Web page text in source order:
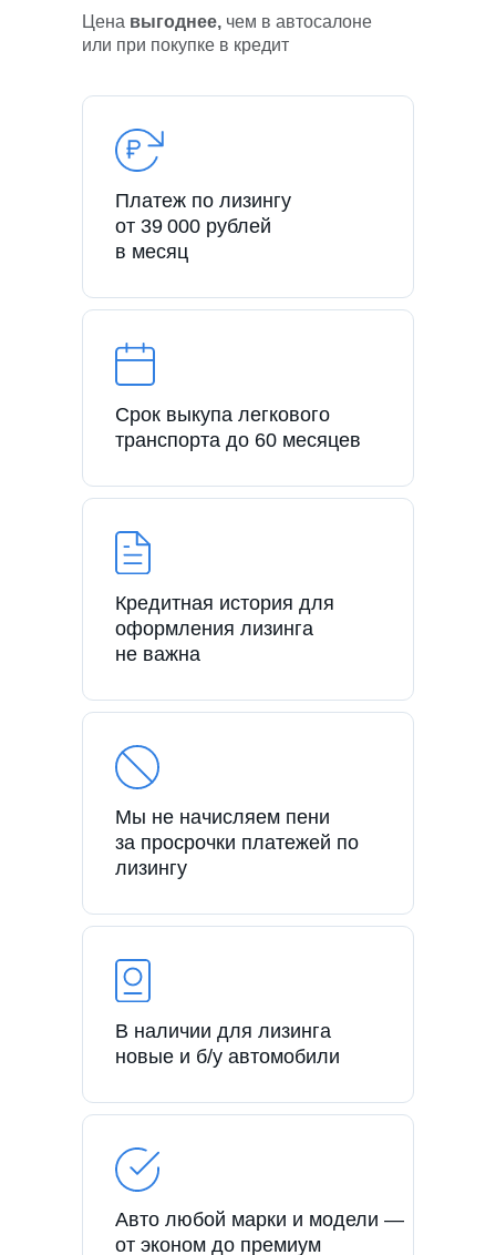
Цена выгоднее, чем в автосалоне
или при покупке в кредит
Платеж по лизингу
от 39 000 рублей
в месяц
Срок выкупа легкового
транспорта до 60 месяцев
Кредитная история для
оформления лизинга
не важна
Мы не начисляем пени
за просрочки платежей по
лизингу
В наличии для лизинга
новые и б/у автомобили
Авто любой марки и модели —
от эконом до премиум